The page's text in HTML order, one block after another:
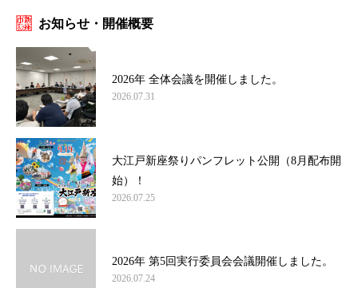
お知らせ・開催概要
2026年 全体会議を開催しました。
2026.07.31
大江戸新座祭りパンフレット公開（8月配布開
始）！
2026.07.25
2026年 第5回実行委員会会議開催しました。
2026.07.24